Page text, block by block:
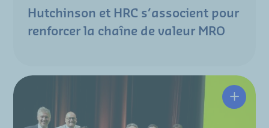
Hutchinson et HRC s’associent pour
renforcer la chaîne de valeur MRO
Une